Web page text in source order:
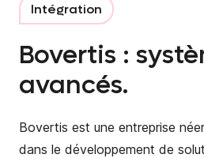
Intégration
Bovertis :
avancés.
Bovertis est une entreprise
dans le développement de